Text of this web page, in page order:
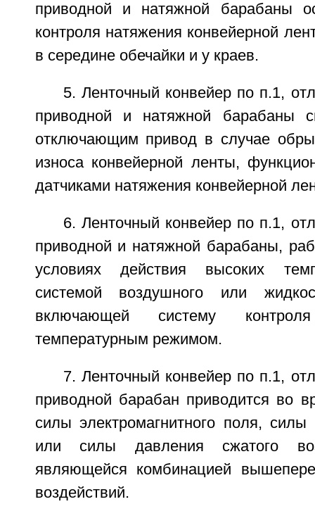
приводной и натяжной барабаны
контроля натяжения конвейерной
в середине обечайки и у краев.
5. Ленточный конвейер по п.1,
приводной и натяжной барабаны
отключающим привод в случае
износа конвейерной ленты,
датчиками натяжения конвейерной
6. Ленточный конвейер по п.1,
приводной и натяжной барабаны,
условиях действия высоких
системой воздушного или
включающей систему
температурным режимом.
7. Ленточный конвейер по п.1,
приводной барабан приводится во
силы электромагнитного поля,
или силы давления сжатого
являющейся комбинацией
воздействий.